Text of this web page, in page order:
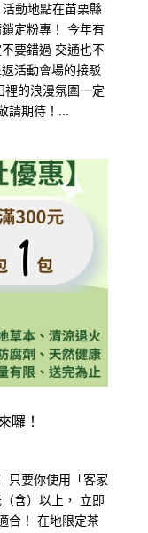
動地點在苗栗縣
定粉專！ 今年有
要錯過 交通也不
活動會場的接駁
裡的浪漫氛圍一定
期待！...
囉！
只要你使用「客家
含）以上， 立即
合！ 在地限定茶